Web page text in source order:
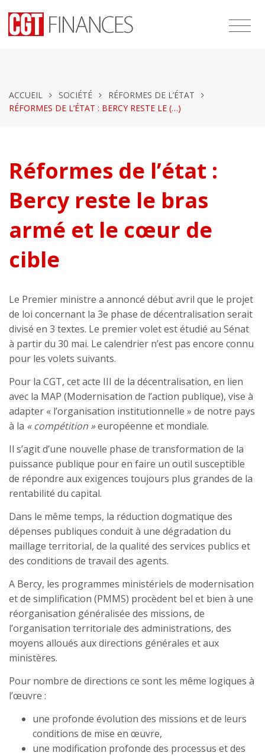
ACCUEIL SOCIÉTÉ
RÉFORMES DE L’ÉTAT
RÉFORMES DE L’ÉTAT : BERCY RESTE LE (…)
Réformes de l’état :
Bercy reste le bras
armé et le cœur de
cible
Le Premier ministre a annoncé début avril que le projet
de loi concernant la 3e phase de décentralisation serait
divisé en 3 textes. Le premier volet est étudié au Sénat
à partir du 30 mai. Le calendrier n’est pas encore connu
pour les volets suivants.
Pour la CGT, cet acte III de la décentralisation, en lien
avec la MAP (Modernisation de l’action publique), vise à
adapter « l’organisation institutionnelle » de notre pays
à la « compétition »européenne et mondiale.
Il s’agit d’une nouvelle phase de transformation de la
puissance publique pour en faire un outil susceptible
de répondre aux exigences toujours plus grandes de la
rentabilité du capital.
Dans le même temps, la réduction dogmatique des
dépenses publiques conduit à une dégradation du
maillage territorial, de la qualité des services publics et
des conditions de travail des agents.
A Bercy, les programmes ministériels de modernisation
et de simplification (PMMS) procèdent bel et bien à une
réorganisation généralisée des missions, de
l’organisation territoriale des administrations, des
moyens alloués aux directions générales et aux
ministères.
Pour nombre de directions ce sont les même logiques à
l’œuvre :
une profonde évolution des missions et de leurs
conditions de mise en œuvre,
une modification profonde des processus et des